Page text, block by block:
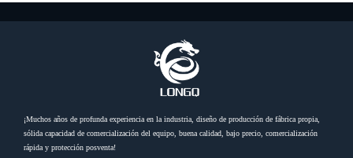
¡Muchos años de profunda experiencia en la industria, diseño de producción de fábrica propia,
sólida capacidad de comercialización del equipo, buena calidad, bajo precio, comercialización
rápida y protección posventa!